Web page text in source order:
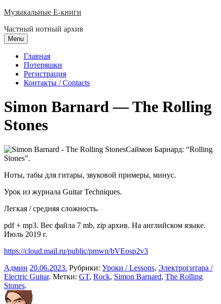
Skip
content
Музыкальные E-книги
Частный нотный архив
Menu
Главная
Потеряшки
Регистрация
Контакты / Contacts
Simon Barnard — The Rolling
Stones
Саймон Барнард: “Rolling
Stones”.
Ноты, табы для гитары, звуковой примеры, минус.
Урок из журнала Guitar Techniques.
Легкая / средняя сложность.
pdf + mp3. Вес файла 7 mb, zip архив. На английском языке.
Июль 2019 г.
https://cloud.mail.ru/public/pmwn/bVEosp2v3
Админ 20.06.2023. Рубрики: Уроки / Lessons, Электрогитара /
Electric Guitar. Метки: GT, Rock, Simon Barnard, The Rolling
Stones.